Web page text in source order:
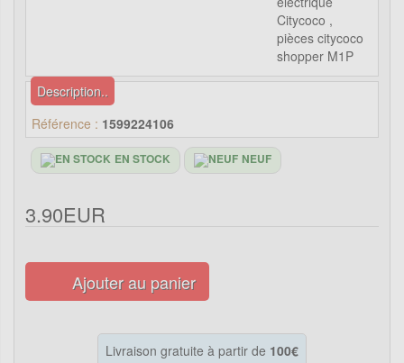
Description..
Référence : 1599224106
EN STOCK NEUF
3.90EUR
Ajouter au panier
Livraison gratuite à partir de 100€